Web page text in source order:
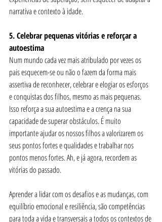
narrativa e contexto à idade.
5. Celebrar pequenas vitórias e reforçar a
autoestima
Num mundo cada vez mais atribulado por vezes os
pais esquecem-se ou não o fazem da forma mais
assertiva de reconhecer, celebrar e elogiar os esforços
e conquistas dos filhos, mesmo as mais pequenas.
Isso reforça a sua autoestima e a crença na sua
capacidade de superar obstáculos. É muito
importante ajudar os nossos filhos a valorizarem os
seus pontos fortes e qualidades e trabalhar nos
pontos menos fortes. Ah, e já agora, recordem as
vitórias do passado.
Aprender a lidar com os desafios e as mudanças, com
equilíbrio emocional e resiliência, são competências
para toda a vida e transversais a todos os contextos de